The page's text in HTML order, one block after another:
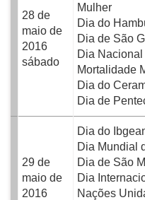
28 de
maio de
2016
sábado
Mulher
Dia do
Dia de São
Dia
Mortalidade
Dia do
Dia de
29 de
maio de
2016
Dia do
Dia Mundial
Dia de São
Dia
Nações